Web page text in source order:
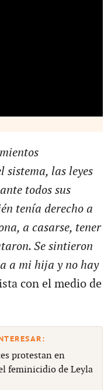
sistema, las leyes
todos sus
tenía derecho a
a casarse, tener
Se sintieron
a mi hija y no hay
con el medio de
protestan en
feminicidio de Leyla